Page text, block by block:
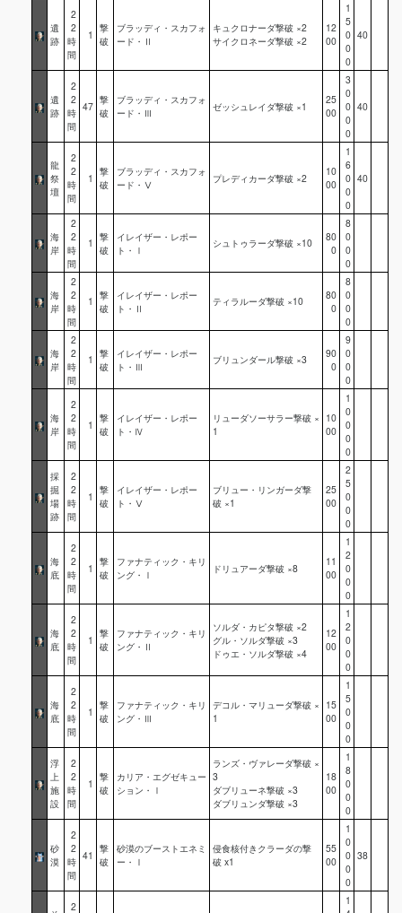
遺
跡
2
2
時
間
1
撃
破
ブラッディ・スカフォ
ード・Ⅱ
キュクロナーダ撃破 ×2
サイクロネーダ撃破 ×2
12
00
1
5
0
0
0
40
遺
跡
2
2
時
間
47
撃
破
ブラッディ・スカフォ
ード・Ⅲ
ゼッシュレイダ撃破 ×1
25
00
3
0
0
0
0
40
龍
祭
壇
2
2
時
間
1
撃
破
ブラッディ・スカフォ
ード・Ⅴ
プレディカーダ撃破 ×2
10
00
1
6
0
0
0
40
海
岸
2
2
時
間
1 撃
破
イレイザー・レポー
ト・Ⅰ
シュトゥラーダ撃破 ×10
80
0
8
0
0
0
海
岸
2
2
時
間
1 撃
破
イレイザー・レポー
ト・Ⅱ
ティラルーダ撃破 ×10
80
0
8
0
0
0
海
岸
2
2
時
間
1 撃
破
イレイザー・レポー
ト・Ⅲ
ブリュンダール撃破 ×3
90
0
9
0
0
0
海
岸
2
2
時
間
1
撃
破
イレイザー・レポー
ト・Ⅳ
リューダソーサラー撃破 ×
1
10
00
1
0
0
0
0
採
掘
場
跡
2
2
時
間
1
撃
破
イレイザー・レポー
ト・Ⅴ
ブリュー・リンガーダ撃
破 ×1
25
00
2
5
0
0
0
海
底
2
2
時
間
1
撃
破
ファナティック・キリ
ング・Ⅰ
ドリュアーダ撃破 ×8
11
00
1
2
0
0
0
海
底
2
2
時
間
1
撃
破
ファナティック・キリ
ング・Ⅱ
ソルダ・カピタ撃破 ×2
グル・ソルダ撃破 ×3
ドゥエ・ソルダ撃破 ×4
12
00
1
2
0
0
0
海
底
2
2
時
間
1
撃
破
ファナティック・キリ
ング・Ⅲ
デコル・マリューダ撃破 ×
1
15
00
1
5
0
0
0
浮
上
施
設
2
2
時
間
1
撃
破
カリア・エグゼキュー
ション・Ⅰ
ランズ・ヴァレーダ撃破 ×
3
ダブリューネ撃破 ×3
ダブリュンダ撃破 ×3
18
00
1
8
0
0
0
砂
漠
2
2
時
間
41
撃
破
砂漠のブーストエネミ
ー・Ⅰ
侵食核付きクラーダの撃
破 x1
55
00
1
0
0
0
0
38
2
1